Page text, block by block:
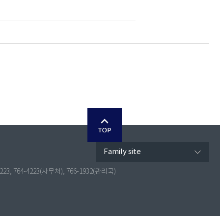
764-4223(사무처), 766-1932(관리국)
Family site